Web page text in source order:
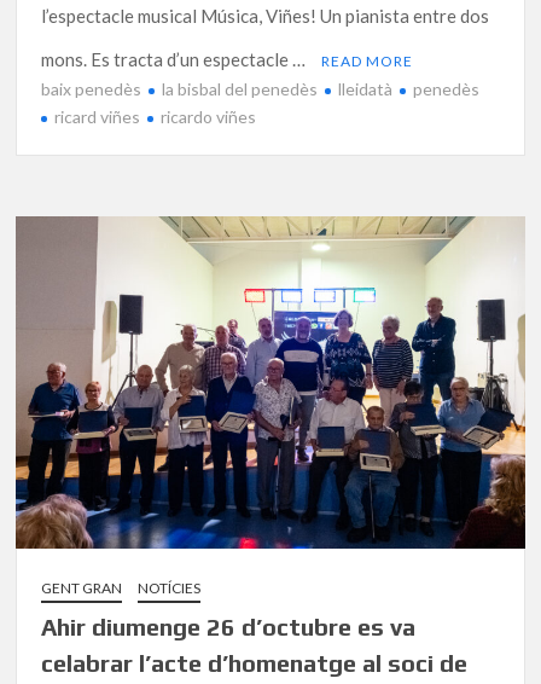
l’espectacle musical Música, Viñes! Un pianista entre dos
mons. Es tracta d’un espectacle …
READ MORE
baix penedès la bisbal del penedès lleidatà
penedès
ricard viñes
ricardo viñes
GENT GRAN NOTÍCIES
Ahir diumenge 26 d’octubre es va
celabrar l’acte d’homenatge al soci de